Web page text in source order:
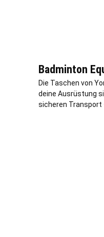
Badminton
Die Taschen von
deine Ausrüstung
sicheren Transport